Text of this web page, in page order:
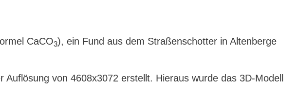
CaCO3), ein Fund aus dem Straßenschotter in Altenberge
von 4608x3072 erstellt. Hieraus wurde das 3D-Modell